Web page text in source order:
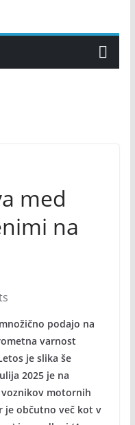
med
na
podajo na
varnost
je slika še
2025 je na
motornih
je občutno več kot v